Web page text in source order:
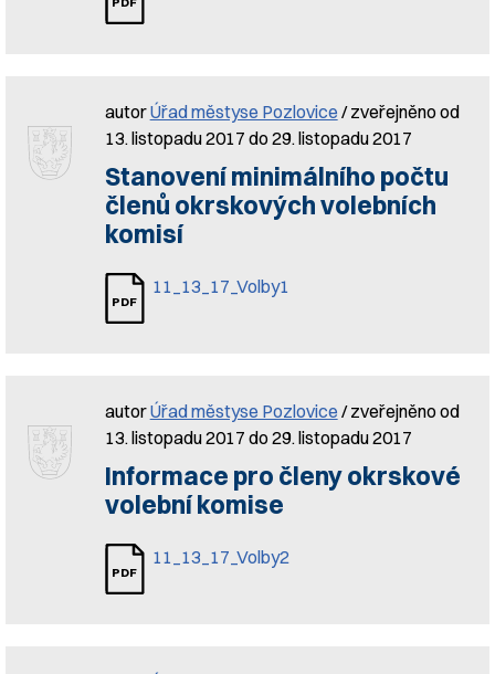
autorÚřad městyse Pozlovice / zveřejněno od
13. listopadu 2017 do 29. listopadu 2017
Stanovení minimálního počtu
členů okrskových volebních
komisí
11_13_17_Volby1
autorÚřad městyse Pozlovice / zveřejněno od
13. listopadu 2017 do 29. listopadu 2017
Informace pro členy okrskové
volební komise
11_13_17_Volby2